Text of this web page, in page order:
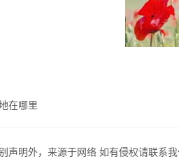
在哪里
声明外，来源于网络 如有侵权请联系